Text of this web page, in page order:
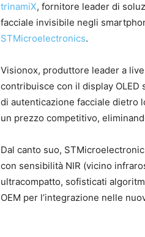
trinamiX, ​​fornitore leader di
facciale invisibile negli
STMicroelectronics.
Visionox, produttore leader a
contribuisce con il display
di autenticazione facciale dietro
un prezzo competitivo,
Dal canto suo,
con sensibilità NIR (vicino
ultracompatto, sofisticati
OEM per l’integrazione nelle